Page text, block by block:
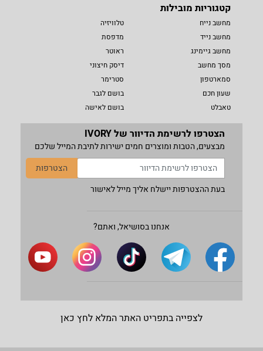
קטגוריות מובילות
מחשב נייח
מחשב נייד
מחשב גיימינג
מסך מחשב
סמארטפון
שעון חכם
טאבלט
טלוויזיה
מדפסת
ראוטר
דיסק חיצוני
סטרימר
בושם לגבר
בושם לאישה
הצטרפו לרשימת הדיוור של IVORY
מבצעים, הטבות ומוצרים חמים ישירות לתיבת המייל שלכם
הצטרפות
בעת ההצטרפות יישלח אליך מייל לאישור
אנחנו בסושיאל, ואתם?
לצפייה בתפריט האתר המלא לחץ כאן